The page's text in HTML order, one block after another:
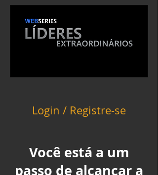
Login / Registre-se
Você está a um
passo de alcançar a